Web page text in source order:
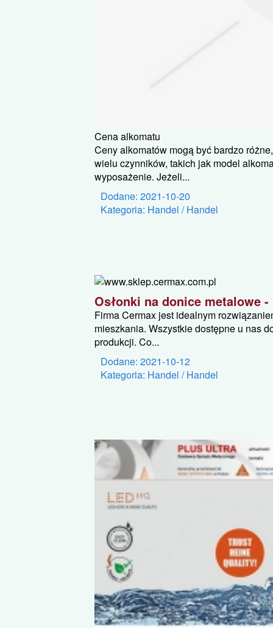
Cena alkomatu
Ceny alkomatów mogą być bardzo
wielu czynników, takich jak model
wyposażenie. Jeżeli...
Dodane: 2021-10-20
Kategoria: Handel / Handel
Osłonki na donice metalowe
Firma Cermax jest idealnym
mieszkania. Wszystkie dostępne u nas
produkcji. Co...
Dodane: 2021-10-12
Kategoria: Handel / Handel